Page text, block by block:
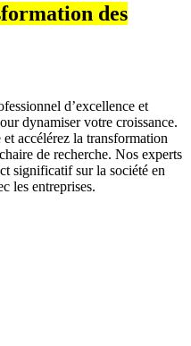
des
d’excellence et
dynamiser votre croissance.
accélérez la transformation
de recherche. Nos experts
significatif sur la société en
les entreprises.